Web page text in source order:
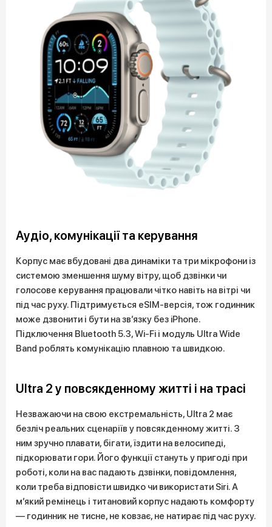
Аудіо, комунікації та керування
Корпус має вбудовані два динаміки та три мікрофони із
системою зменшення шуму вітру, щоб дзвінки чи
голосове керування працювали чітко навіть на вітрі чи
під час руху. Підтримується eSIM-версія, тож годинник
може дзвонити і бути на зв’язку без iPhone.
Підключення Bluetooth 5.3, Wi-Fi і модуль Ultra Wide
Band роблять комунікацію плавною та швидкою.
Ultra 2 у повсякденному житті і на трасі
Незважаючи на свою екстремальність, Ultra 2 має
безліч реальних сценаріїв у повсякденному житті. З
ним зручно плавати, бігати, їздити на велосипеді,
підкорювати гори. Його функції стануть у пригоді при
роботі, коли на вас падають дзвінки, повідомлення,
коли треба відповісти швидко чи використати Siri. А
м’який ремінець і титановий корпус надають комфорту
— годинник не тисне, не ковзає, не натирає під час руху.